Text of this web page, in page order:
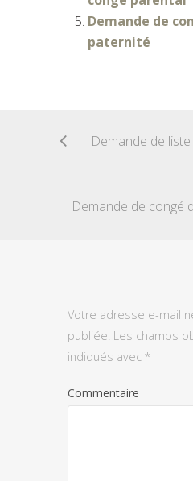
Demande de
paternité
Votre adresse e-mail
publiée. Les champs
indiqués avec *
Commentaire